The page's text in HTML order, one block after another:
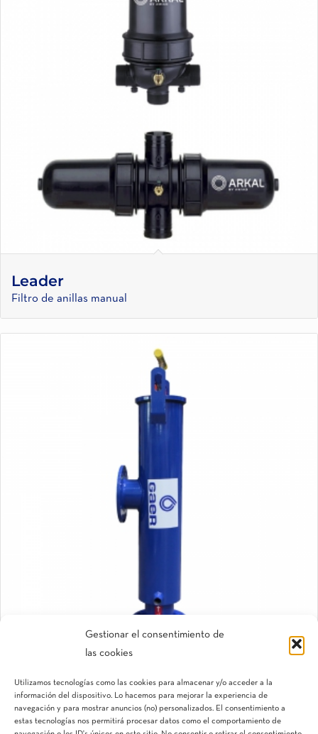
Gestionar el consentimiento de
las cookies
Utilizamos tecnologías como las cookies para almacenar y/o acceder a la
información del dispositivo. Lo hacemos para mejorar la experiencia de
navegación y para mostrar anuncios (no) personalizados. El consentimiento a
estas tecnologías nos permitirá procesar datos como el comportamiento de
Leader
Filtro de anillas manual
«L» Gaer®
Filtro de mallas manual